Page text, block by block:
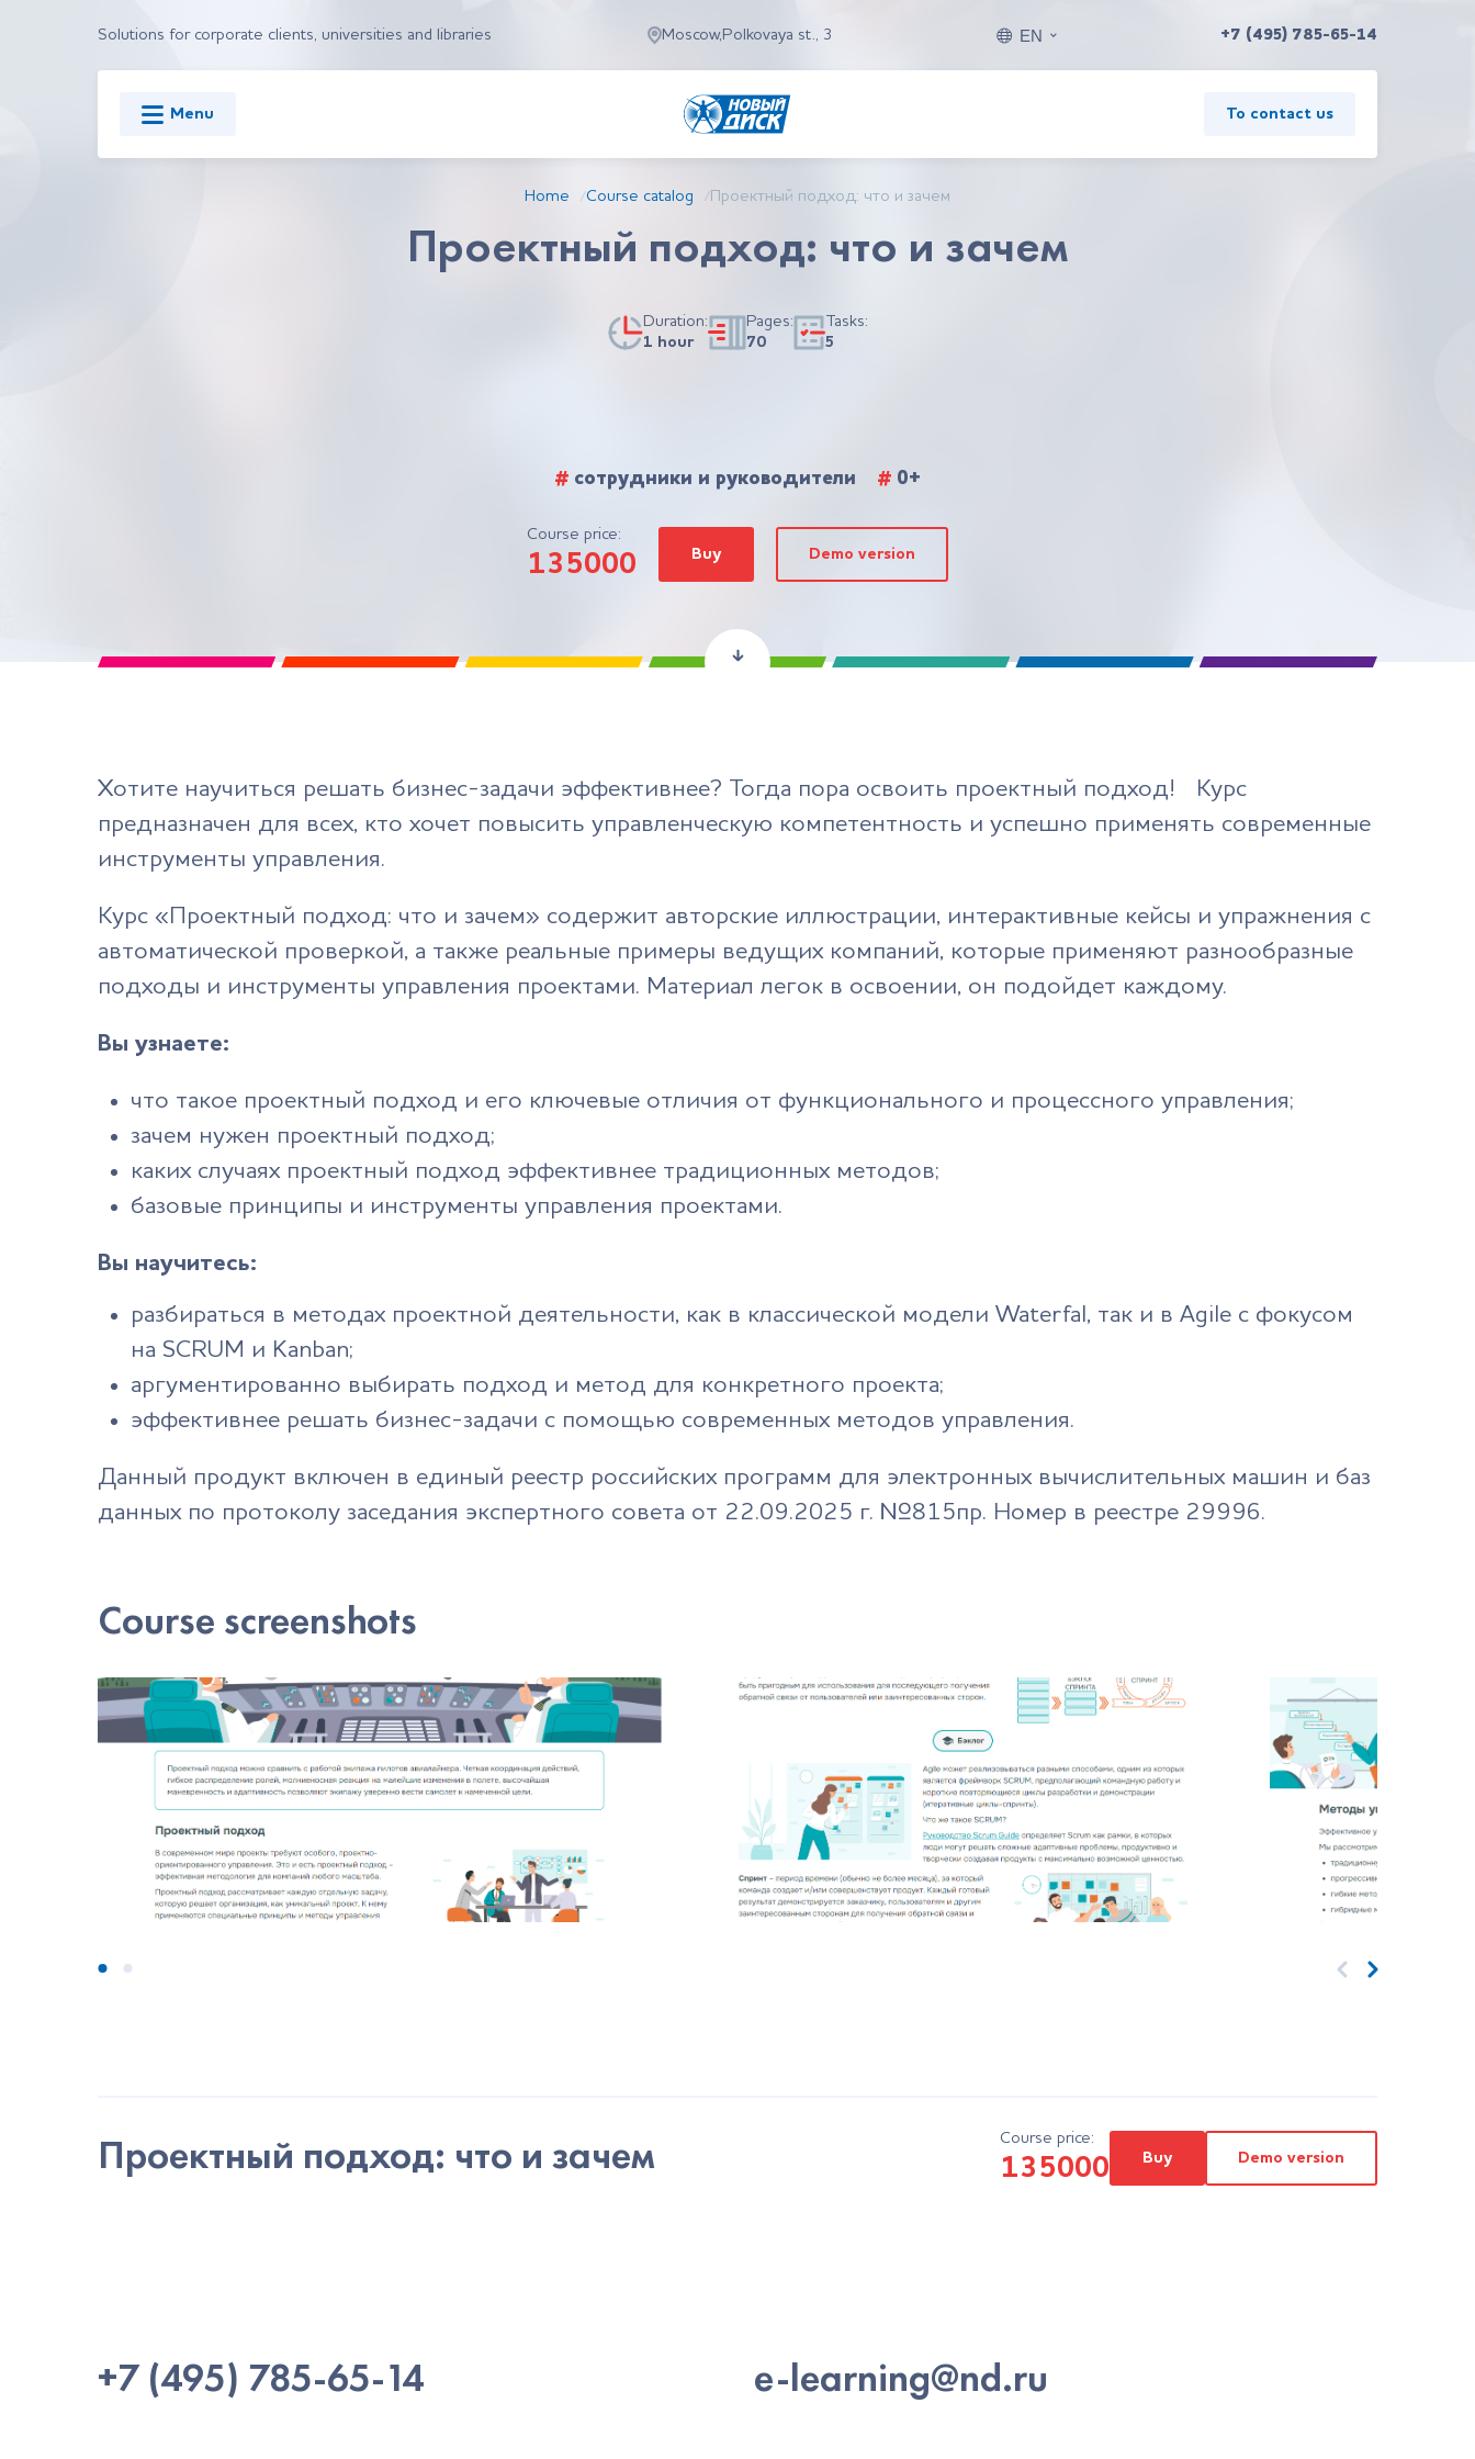
Solutions for corporate clients, universities and libraries Moscow, Polkovaya st., 3 EN +7 (495) 785-65-14
Menu To contact us
Home /Course catalog /Проектный подход: что и зачем
Проектный подход: что и зачем
Duration:
1 hour
Pages:
70
Tasks:
5
# сотрудники и руководители # 0+
Course price:
135000 Buy Demo version
Хотите научиться решать бизнес-задачи эффективнее? Тогда пора освоить проектный подход! Курс
предназначен для всех, кто хочет повысить управленческую компетентность и успешно применять современные
инструменты управления.
Курс «Проектный подход: что и зачем» содержит авторские иллюстрации, интерактивные кейсы и упражнения с
автоматической проверкой, а также реальные примеры ведущих компаний, которые применяют разнообразные
подходы и инструменты управления проектами. Материал легок в освоении, он подойдет каждому.
Вы узнаете:
что такое проектный подход и его ключевые отличия от функционального и процессного управления;
зачем нужен проектный подход;
каких случаях проектный подход эффективнее традиционных методов;
базовые принципы и инструменты управления проектами.
Вы научитесь:
разбираться в методах проектной деятельности, как в классической модели Waterfal, так и в Agile с фокусом
на SCRUM и Kanban;
аргументированно выбирать подход и метод для конкретного проекта;
эффективнее решать бизнес-задачи с помощью современных методов управления.
Данный продукт включен в единый реестр российских программ для электронных вычислительных машин и баз
данных по протоколу заседания экспертного совета от 22.09.2025 г. №815пр. Номер в реестре 29996.
Course screenshots
Проектный подход: что и зачем Course price:
135000 Buy Demo version
+7 (495) 785-65-14 e-learning@nd.ru